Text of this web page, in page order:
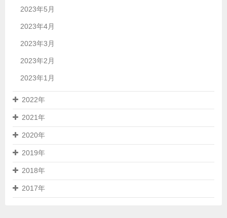
2023年5月
2023年4月
2023年3月
2023年2月
2023年1月
2022年
2021年
2020年
2019年
2018年
2017年